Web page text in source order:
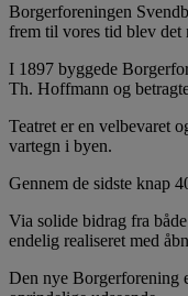
Borgerforeningen
frem til vores tid blev det
I 1897 byggede
Th. Hoffmann og
Teatret er en velbevaret
vartegn i byen.
Gennem de sidste knap
Via solide bidrag fra
endelig realiseret med
Den nye Borgerforening